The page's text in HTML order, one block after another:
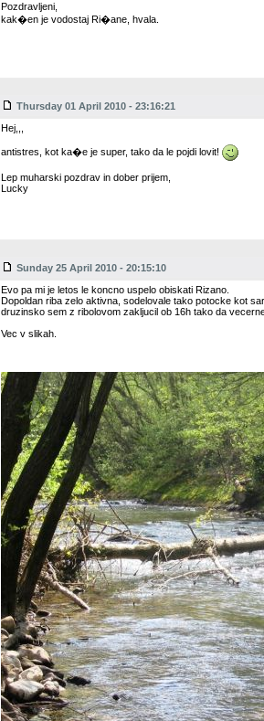
Pozdravljeni,
kak�en je vodostaj Ri�ane, hvala.
Thursday 01 April 2010 - 23:16:21
Hej,,,
antistres, kot ka�e je super, tako da le pojdi lovit!
Lep muharski pozdrav in dober prijem,
Lucky
Sunday 25 April 2010 - 20:15:10
Evo pa mi je letos le koncno uspelo obiskati Rizano.
Dopoldan riba zelo aktivna, sodelovale tako potocke kot
druzinsko sem z ribolovom zakljucil ob 16h tako da
Vec v slikah.